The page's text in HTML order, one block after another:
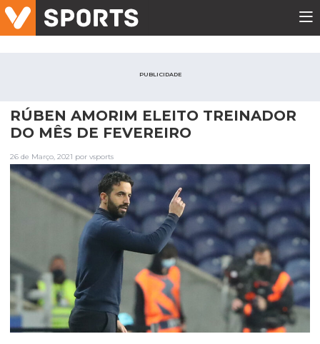
PUBLICIDADE
RÚBEN AMORIM ELEITO TREINADOR
DO MÊS DE FEVEREIRO
26 de Março, 2021 por vsports